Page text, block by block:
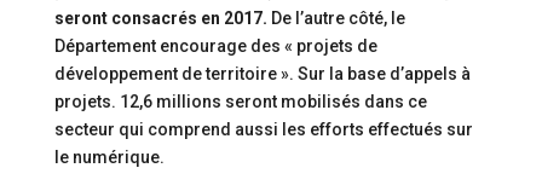
seront consacrés en 2017. De l’autre côté, le
Département encourage des « projets de
développement de territoire ». Sur la base d’appels à
projets. 12,6 millions seront mobilisés dans ce
secteur qui comprend aussi les efforts effectués sur
le numérique.